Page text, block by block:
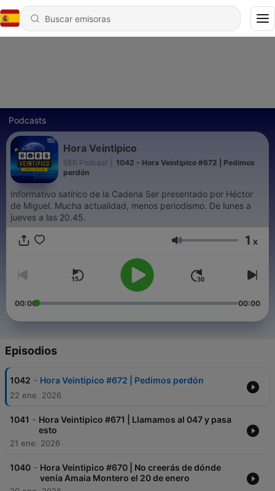
Podcasts
Hora Veintipico
SER Podcast
1042 - Hora Veintipico #672 | Pedimos
perdón
Informativo satírico de la Cadena Ser presentado por Héctor
de Miguel. Mucha actualidad, menos periodismo. De lunes a
jueves a las 20.45.
Volumen 1 x
00:00 00:00
Episodios
1042 - Hora Veintipico #672 | Pedimos perdón
22 ene. 2026
1041 - Hora Veintipico #671 | Llamamos al 047 y pasa
esto
21 ene. 2026
1040 - Hora Veintipico #670 | No creerás de dónde
venía Amaia Montero el 20 de enero